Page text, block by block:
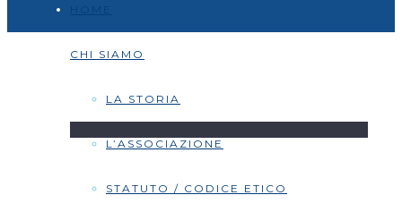
CHI SIAMO
LA STORIA
L’ASSOCIAZIONE
STATUTO / CODICE ETICO